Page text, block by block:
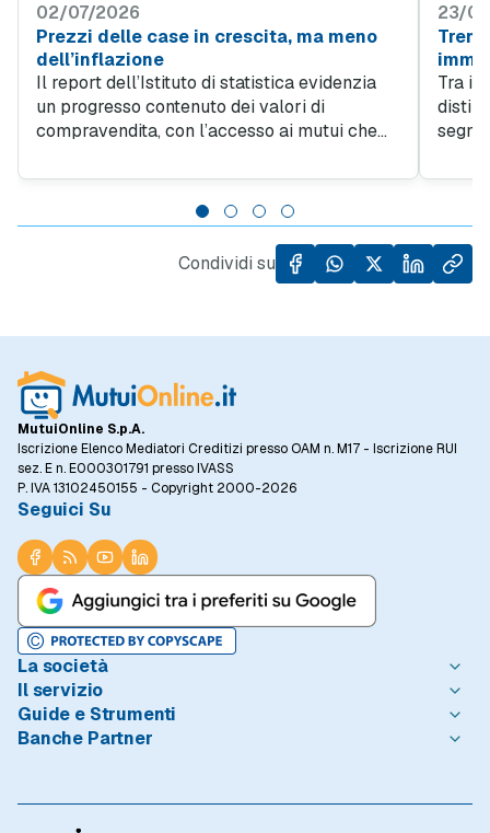
02/07/2026
Prezzi delle case in crescita, ma meno
dell’inflazione
Il report dell’Istituto di statistica evidenzia
un progresso contenuto dei valori di
compravendita, con l’accesso ai mutui che
Banca Centrale. Il momento attuale
suggerisce di valutare attentamente le
offerte di surroga per alleggerire la rata
23/
Tra i
rialzo
Nord
Condividi su
MutuiOnline S.p.A.
Iscrizione Elenco Mediatori Creditizi presso OAM n. M17 - Iscrizione RUI
sez. E n. E000301791 presso IVASS
P. IVA 13102450155 - Copyright 2000-2026
Seguici Su
La società
Chi è MutuiOnline.it
Contatta MutuiOnline.it
Opinioni degli Utenti
Linee guida editoriali
Il servizio
Come Funziona
Condizioni di Utilizzo
Privacy
Guide e Strumenti
Guide Mutui
Mutuo 100 prima casa
Banche Partner
BNL - BNP Paribas